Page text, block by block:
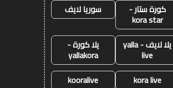
كورة ستار -
kora star
سوريا لايف
يلا لايف - yalla
live
يلا كورة -
yallakora
kora live
kooralive